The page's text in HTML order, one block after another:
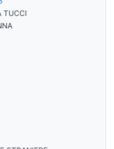
TUCCI